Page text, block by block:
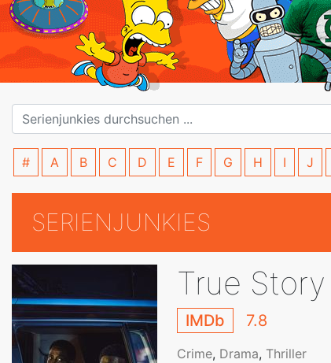
# A B C D E F G H I J
SERIENJUNKIES
True Story
IMDb 7.8
Crime, Drama, Thriller